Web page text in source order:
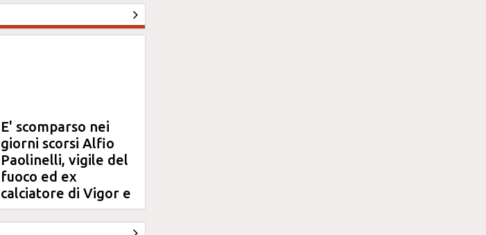
E' scomparso nei
giorni scorsi Alfio
Paolinelli, vigile del
fuoco ed ex
calciatore di Vigor e
Jesina